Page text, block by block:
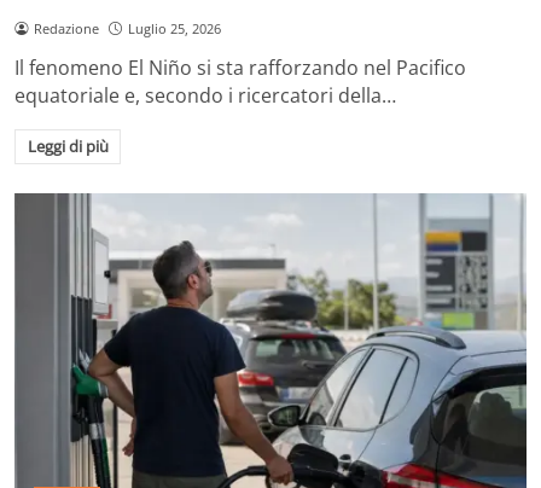
Redazione Luglio 25, 2026
Il fenomeno El Niño si sta rafforzando nel Pacifico
equatoriale e, secondo i ricercatori della…
Leggi di più